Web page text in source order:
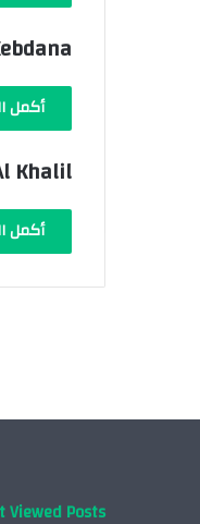
أكمل
Khalil
أكمل
Viewed Posts